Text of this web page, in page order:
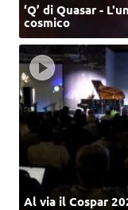
‘Q’ di Quasar -
cosmico
Al via il Cospar